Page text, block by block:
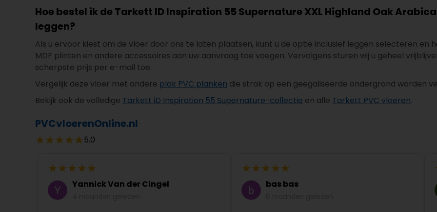
Hoe bestel ik de Tarkett ID Inspiration 55 Supernature XXL Highland Oak
leggen?
Als u ervoor kiest om de vloer door ons te laten plaatsen, kunt u de optie inclusief leggen selecteren en
MDF plinten en andere accessoires aan uw aanvraag toe voegen. Vervolgens sturen wij u geheel
scherpste prijs per e-mail toe.
Vergelijk deze vloer met andere plak PVC planken die strak op een geëgaliseerde ondergrond worden
Bekijk ook de volledige Tarkett iD Inspiration 55 Supernature-collectie en alle Tarkett PVC vloeren.
PVCvloerenOnline.nl
5.0
Yannick Van der Cingel bas bas